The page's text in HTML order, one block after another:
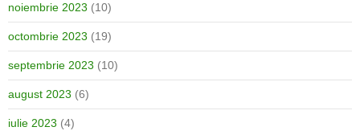
noiembrie 2023 (10)
octombrie 2023 (19)
septembrie 2023 (10)
august 2023 (6)
iulie 2023 (4)